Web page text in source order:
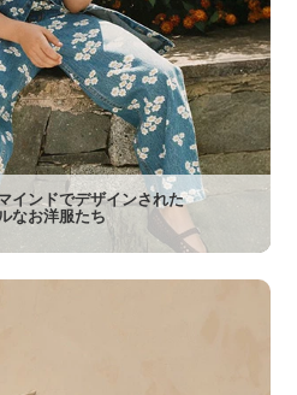
インドでデザインされた
なお洋服たち